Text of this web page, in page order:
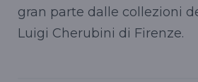
gran parte dalle collezioni
Luigi Cherubini di Firenze.